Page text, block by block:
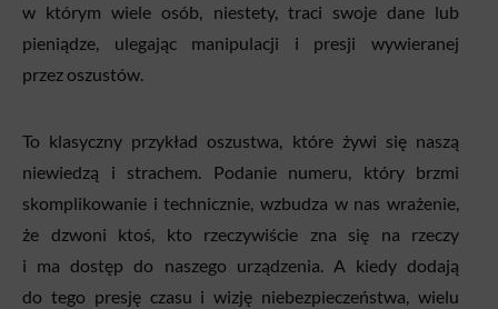
w którym wiele osób, niestety, traci swoje dane lub
pieniądze, ulegając manipulacji i presji wywieranej
przez oszustów.
To klasyczny przykład oszustwa, które żywi się naszą
niewiedzą i strachem. Podanie numeru, który brzmi
skomplikowanie i technicznie, wzbudza w nas wrażenie,
że dzwoni ktoś, kto rzeczywiście zna się na rzeczy
i ma dostęp do naszego urządzenia. A kiedy dodają
do tego presję czasu i wizję niebezpieczeństwa, wielu